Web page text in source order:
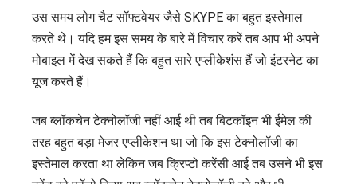
उस समय लोग चैट सॉफ्टवेयर जैसे SKYPE का बहुत इस्तेमाल
करते थे। यदि हम इस समय के बारे में विचार करें तब आप भी अपने
मोबाइल में देख सकते हैं कि बहुत सारे एप्लीकेशंस हैं जो इंटरनेट का
यूज करते हैं।
जब ब्लॉकचेन टेक्नोलॉजी नहीं आई थी तब बिटकॉइन भी ईमेल की
तरह बहुत बड़ा मेजर एप्लीकेशन था जो कि इस टेक्नोलॉजी का
इस्तेमाल करता था लेकिन जब क्रिप्टो करेंसी आई तब उसने भी इस